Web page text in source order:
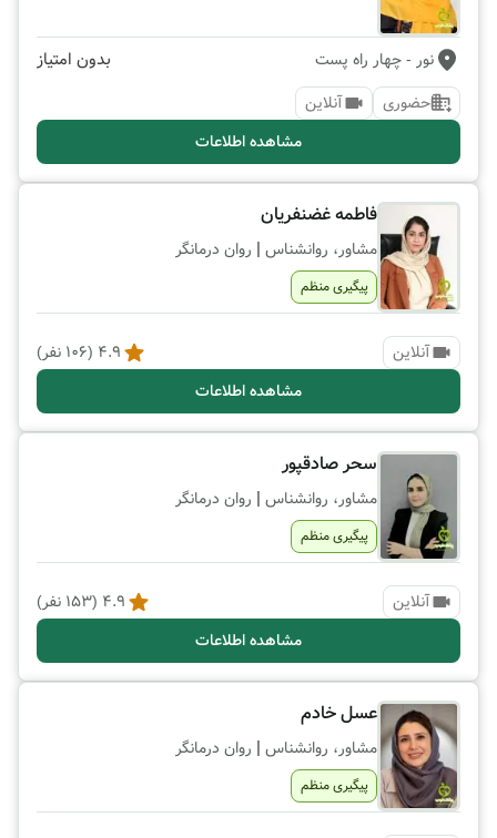
نور - چهار راه پست بدون امتیاز
حضوری
آنلاین
مشاهده اطلاعات
فاطمه غضنفریان
مشاور، روانشناس | روان درمانگر
پیگیری منظم
آنلاین 4.9
(
106 نفر)
مشاهده اطلاعات
سحر صادقپور
مشاور، روانشناس | روان درمانگر
پیگیری منظم
آنلاین 4.9
(
153 نفر)
مشاهده اطلاعات
عسل خادم
مشاور، روانشناس | روان درمانگر
پیگیری منظم